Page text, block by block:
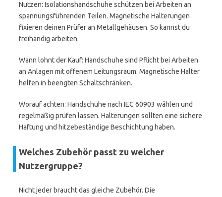
Nutzen: Isolationshandschuhe schützen bei Arbeiten an
spannungsführenden Teilen. Magnetische Halterungen
fixieren deinen Prüfer an Metallgehäusen. So kannst du
freihändig arbeiten.
Wann lohnt der Kauf: Handschuhe sind Pflicht bei Arbeiten
an Anlagen mit offenem Leitungsraum. Magnetische Halter
helfen in beengten Schaltschränken.
Worauf achten: Handschuhe nach IEC 60903 wählen und
regelmäßig prüfen lassen. Halterungen sollten eine sichere
Haftung und hitzebeständige Beschichtung haben.
Welches Zubehör passt zu welcher
Nutzergruppe?
Nicht jeder braucht das gleiche Zubehör. Die